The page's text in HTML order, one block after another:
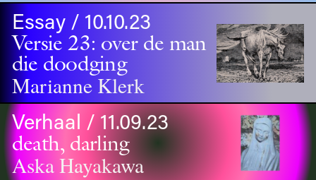
Essay / 10.10.23
Versie 23: over de man
die doodging
Marianne Klerk
Verhaal / 11.09.23
death, darling
Aska Hayakawa